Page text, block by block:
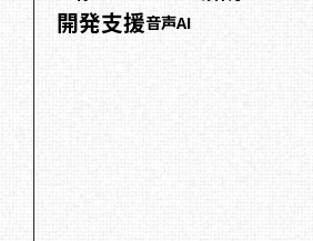
開発支援音声AI